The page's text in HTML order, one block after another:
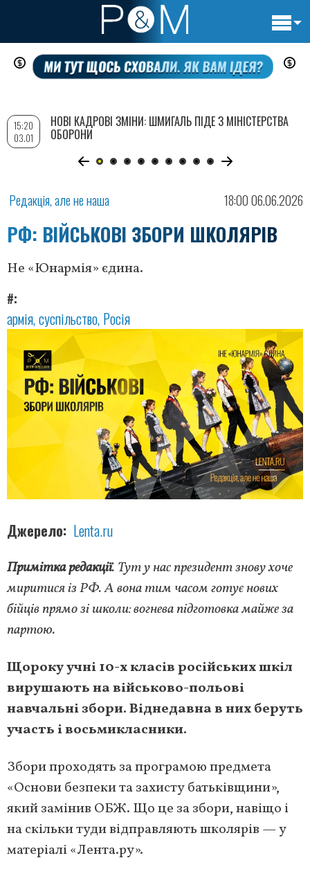
Перейти
до
вмісту
Редакція, але не наша 18:00 06.06.2026
РФ: ВІЙСЬКОВІ ЗБОРИ ШКОЛЯРІВ
Не «Юнармія» єдина.
#
армія суспільство Росія
Джерело Lenta.ru
Примітка редакції. Тут у нас президент знову хоче
миритися із РФ. А вона тим часом готує нових
бійців прямо зі школи: вогнева підготовка майже за
партою.
Щороку учні 10-х класів російських шкіл
вирушають на військово-польові
навчальні збори. Віднедавна в них беруть
участь і восьмикласники.
Збори проходять за програмою предмета
«Основи безпеки та захисту батьківщини»,
який замінив ОБЖ. Що це за збори, навіщо і
на скільки туди відправляють школярів — у
матеріалі «Лента.ру».
15:20
03.01
НОВІ КАДРОВІ ЗМІНИ: ШМИГАЛЬ ПІДЕ З МІНІСТЕРСТВА
ОБОРОНИ